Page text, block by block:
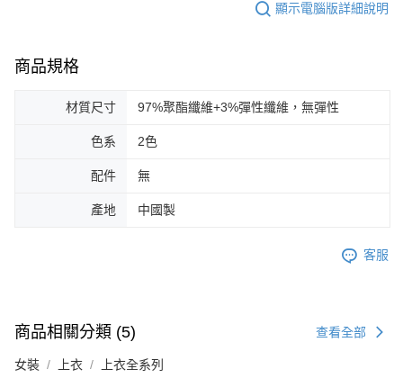
顯示電腦版詳細說明
商品規格
材質尺寸 97%聚酯纖維+3%彈性纖維，無彈性
色系 2色
配件 無
產地 中國製
客服
商品相關分類 (5) 查看全部
女裝 上衣 上衣全系列